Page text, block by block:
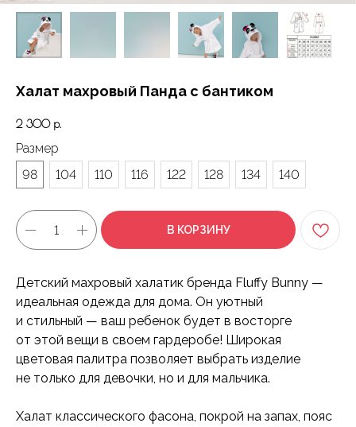
Халат махровый Панда с бантиком
2 300 р.
Размер
98
104 110 116 122 128 134 140
В КОРЗИНУ
Детский махровый халатик бренда Fluffy Bunny —
идеальная одежда для дома. Он уютный
и стильный — ваш ребенок будет в восторге
от этой вещи в своем гардеробе! Широкая
цветовая палитра позволяет выбрать изделие
не только для девочки, но и для мальчика.
Халат классического фасона, покрой на запах, пояс